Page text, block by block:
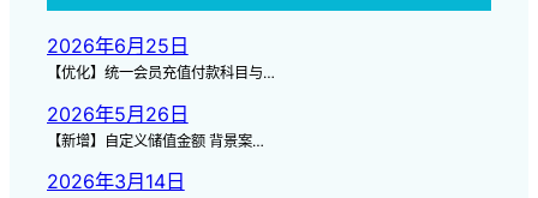
2026年6月25日
【优化】统一会员充值付款科目与…
2026年5月26日
【新增】自定义储值金额 背景案…
2026年3月14日